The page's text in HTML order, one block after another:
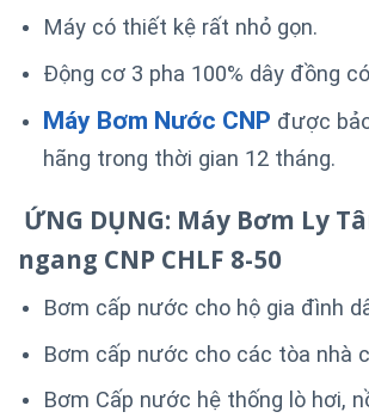
Máy có thiết kệ rất nhỏ gọn.
Động cơ 3 pha 100% dây đồng
Máy Bơm Nước CNP được
hãng trong thời gian 12 tháng.
ỨNG DỤNG: Máy Bơm Ly
ngang CNP CHLF 8-50
Bơm cấp nước cho hộ gia đình
Bơm cấp nước cho các tòa nhà
Bơm Cấp nước hệ thống lò hơi,